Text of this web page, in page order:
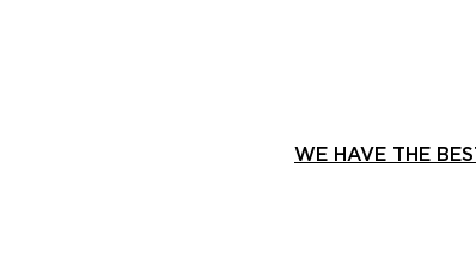
WE HAVE THE